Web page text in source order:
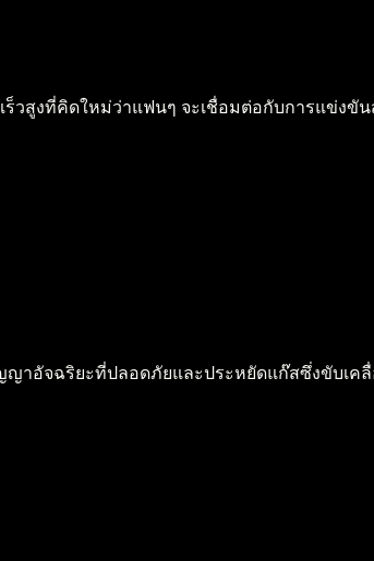
วสูงที่คิดใหม่ว่าแฟนๆ จะเชื่อมต่อกับการแข่ง
าอัจฉริยะที่ปลอดภัยและประหยัดแก๊สซึ่งขับเ